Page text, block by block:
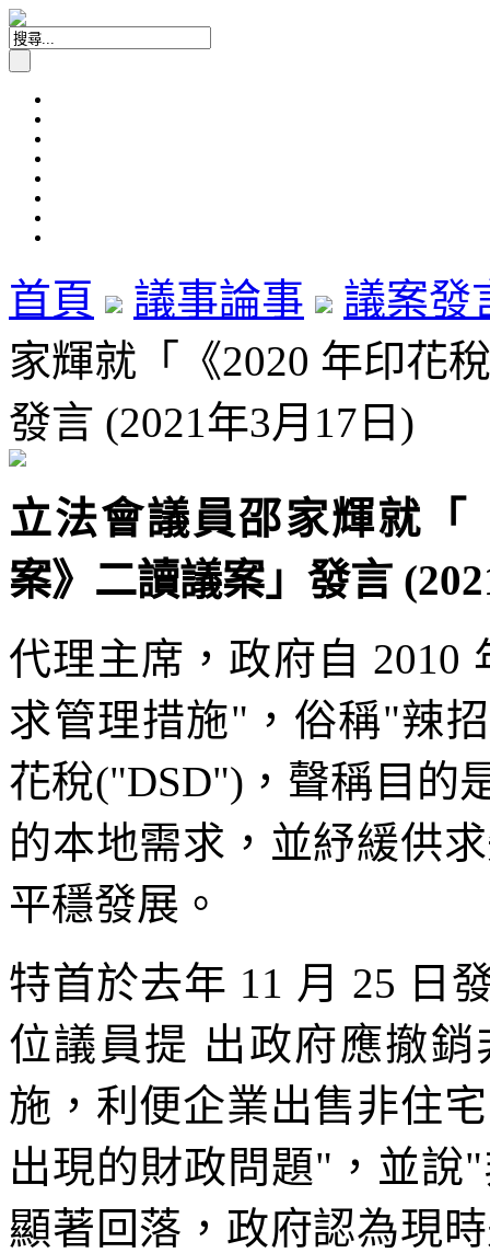
首頁 議事論事
議案發
家輝就「《2020 年印花
發言 (2021年3月17日)
立法會議員邵家輝就「
案》二讀議案」發言
代理主席，政府自 2010
求管理措施"，俗稱"辣
花稅("DSD")，聲稱目的
的本地需求，並紓緩供
平穩發展。
特首於去年 11 月 25 日
位議員提 出政府應撤
施，利便企業出售非住
出現的財政問題"，並說
顯著回落，政府認為現